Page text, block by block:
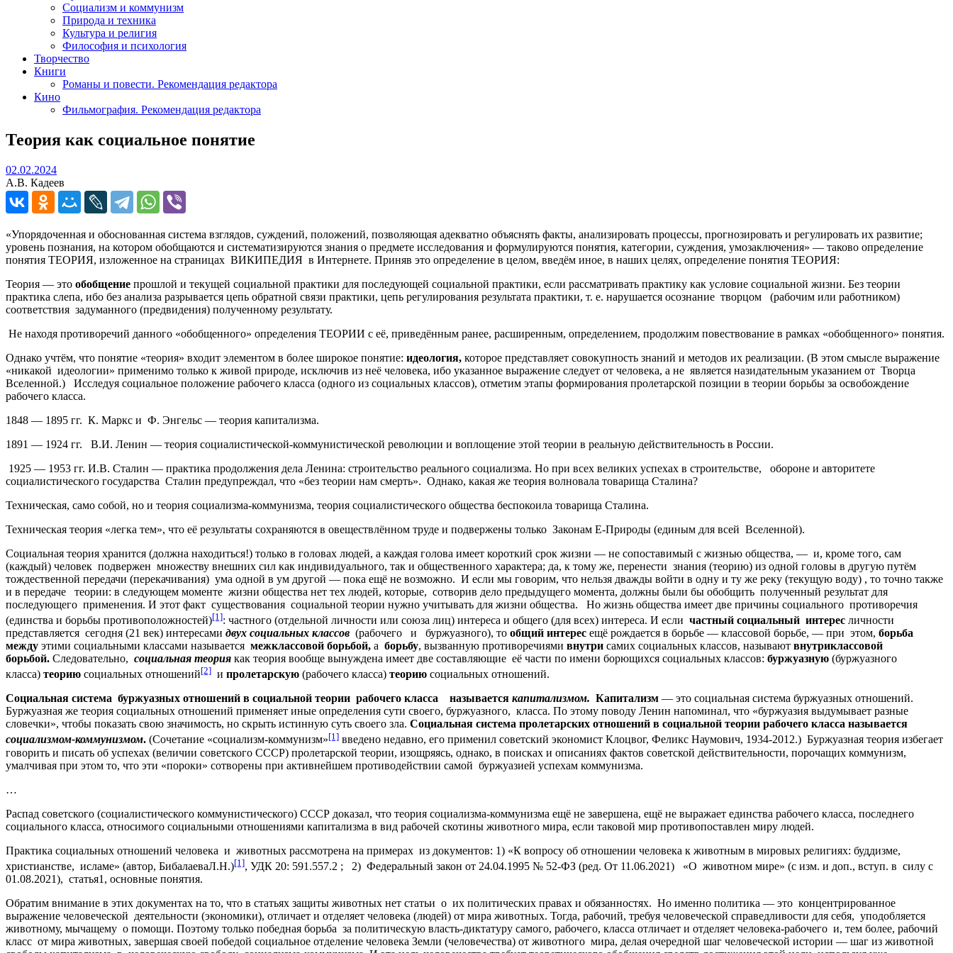
Социализм и коммунизм
Природа и техника
Культура и религия
Философия и психология
Творчество
Книги
Романы и повести. Рекомендация редактора
Кино
Фильмография. Рекомендация редактора
Теория как социальное понятие
02.02.202402.02.2024
А.В. Кадеев
«Упорядоченная и обоснованная система взглядов, суждений, положений, позволяющая адекватно объяснять факты, анализировать процессы, прогнозировать и регулировать их развитие;
уровень познания, на котором обобщаются и систематизируются знания о предмете исследования и формулируются понятия, категории, суждения, умозаключения» — таково определение
понятия ТЕОРИЯ, изложенное на страницах ВИКИПЕДИЯ в Интернете. Приняв это определение в целом, введём иное, в наших целях, определение понятия ТЕОРИЯ:
Теория — это обобщение прошлой и текущей социальной практики для последующей социальной практики, если рассматривать практику как условие социальной жизни. Без теории
практика слепа, ибо без анализа разрывается цепь обратной связи практики, цепь регулирования результата практики, т. е. нарушается осознание творцом (рабочим или работником)
соответствия задуманного (предвидения) полученному результату.
Не находя противоречий данного «обобщенного» определения ТЕОРИИ с её, приведённым ранее, расширенным, определением, продолжим повествование в рамках «обобщенного» понятия.
Однако учтём, что понятие «теория» входит элементом в более широкое понятие: идеология, которое представляет совокупность знаний и методов их реализации. (В этом смысле выражение
«никакой идеологии» применимо только к живой природе, исключив из неё человека, ибо указанное выражение следует от человека, а не является назидательным указанием от Творца
Вселенной.) Исследуя социальное положение рабочего класса (одного из социальных классов), отметим этапы формирования пролетарской позиции в теории борьбы за освобождение
рабочего класса.
1848 — 1895 гг. К. Маркс и Ф. Энгельс — теория капитализма.
1891 — 1924 гг. В.И. Ленин — теория социалистической-коммунистической революции и воплощение этой теории в реальную действительность в России.
1925 — 1953 гг. И.В. Сталин — практика продолжения дела Ленина: строительство реального социализма. Но при всех великих успехах в строительстве, обороне и авторитете
социалистического государства Сталин предупреждал, что «без теории нам смерть». Однако, какая же теория волновала товарища Сталина?
Техническая, само собой, но и теория социализма-коммунизма, теория социалистического общества беспокоила товарища Сталина.
Техническая теория «легка тем», что её результаты сохраняются в овеществлённом труде и подвержены только Законам Е-Природы (единым для всей Вселенной).
Социальная теория хранится (должна находиться!) только в головах людей, а каждая голова имеет короткий срок жизни — не сопоставимый с жизнью общества, — и, кроме того, сам
(каждый) человек подвержен множеству внешних сил как индивидуального, так и общественного характера; да, к тому же, перенести знания (теорию) из одной головы в другую путём
тождественной передачи (перекачивания) ума одной в ум другой — пока ещё не возможно. И если мы говорим, что нельзя дважды войти в одну и ту же реку (текущую воду) , то точно также
и в передаче теории: в следующем моменте жизни общества нет тех людей, которые, сотворив дело предыдущего момента, должны были бы обобщить полученный результат для
последующего применения. И этот факт существования социальной теории нужно учитывать для жизни общества. Но жизнь общества имеет две причины социального противоречия
(единства и борьбы противоположностей)[1]: частного (отдельной личности или союза лиц) интереса и общего (для всех) интереса. И если частный социальный интерес личности
представляется сегодня (21 век) интересами двух социальных классов (рабочего и буржуазного), то общий интерес ещё рождается в борьбе — классовой борьбе, — при этом, борьба
между этими социальными классами называется межклассовой борьбой, а борьбу, вызванную противоречиями внутри самих социальных классов, называют внутриклассовой
борьбой. Следовательно, социальная теория как теория вообще вынуждена имеет две составляющие её части по имени борющихся социальных классов: буржуазную (буржуазного
класса) теорию социальных отношений[2] и пролетарскую (рабочего класса) теорию социальных отношений.
Социальная система буржуазных отношений в социальной теории рабочего класса называется капитализмом. Капитализм — это социальная система буржуазных отношений.
Буржуазная же теория социальных отношений применяет иные определения сути своего, буржуазного, класса. По этому поводу Ленин напоминал, что «буржуазия выдумывает разные
словечки», чтобы показать свою значимость, но скрыть истинную суть своего зла. Социальная система пролетарских отношений в социальной теории рабочего класса называется
социализмом-коммунизмом. (Сочетание «социализм-коммунизм»[1] введено недавно, его применил советский экономист Клоцвог, Феликс Наумович, 1934-2012.) Буржуазная теория избегает
говорить и писать об успехах (величии советского СССР) пролетарской теории, изощряясь, однако, в поисках и описаниях фактов советской действительности, порочащих коммунизм,
умалчивая при этом то, что эти «пороки» сотворены при активнейшем противодействии самой буржуазией успехам коммунизма.
…
Распад советского (социалистического коммунистического) СССР доказал, что теория социализма-коммунизма ещё не завершена, ещё не выражает единства рабочего класса, последнего
социального класса, относимого социальными отношениями капитализма в вид рабочей скотины животного мира, если таковой мир противопоставлен миру людей.
Практика социальных отношений человека и животных рассмотрена на примерах из документов: 1) «К вопросу об отношении человека к животным в мировых религиях: буддизме,
христианстве, исламе» (автор, БибалаеваЛ.Н.)[1], УДК 20: 591.557.2 ; 2) Федеральный закон от 24.04.1995 № 52-ФЗ (ред. От 11.06.2021) «О животном мире» (с изм. и доп., вступ. в силу с
01.08.2021), статья1, основные понятия.
Обратим внимание в этих документах на то, что в статьях защиты животных нет статьи о их политических правах и обязанностях. Но именно политика — это концентрированное
выражение человеческой деятельности (экономики), отличает и отделяет человека (людей) от мира животных. Тогда, рабочий, требуя человеческой справедливости для себя, уподобляется
животному, мычащему о помощи. Поэтому только победная борьба за политическую власть-диктатуру самого, рабочего, класса отличает и отделяет человека-рабочего и, тем более, рабочий
класс от мира животных, завершая своей победой социальное отделение человека Земли (человечества) от животного мира, делая очередной шаг человеческой истории — шаг из животной